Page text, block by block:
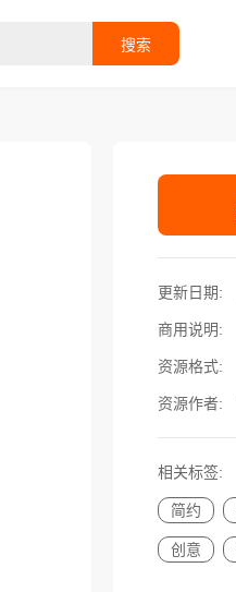
搜索
更新日期:
商用说明:
资源格式:
资源作者:
相关标签:
简约
创意